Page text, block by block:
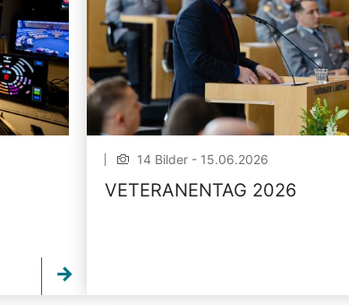
14 Bilder - 15.06.2026
VETERANENTAG 2026